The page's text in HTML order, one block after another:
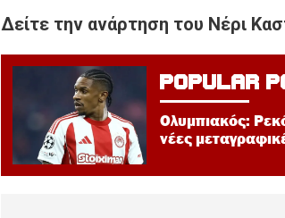
Δείτε την ανάρτηση του Νέρι
POPULAR
Ολυμπιακός:
νέες